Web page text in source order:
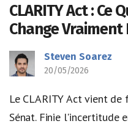
CLARITY Act : Ce
Change Vraiment
Steven Soarez
20/05/2026
Le CLARITY Act vient de
Sénat. Finie l'incertitude